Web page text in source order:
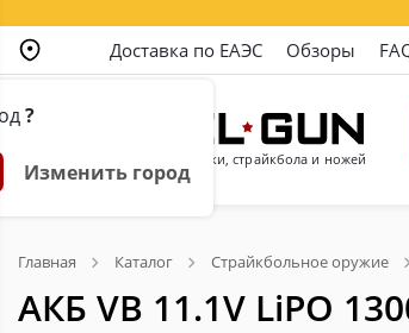
?
Изменить город
Доставка по ЕАЭС Обзоры
Магазин пневматики, страйкбола и ножей
Главная Каталог Страйкбольное оружие
АКБ VB 11.1V LiPO